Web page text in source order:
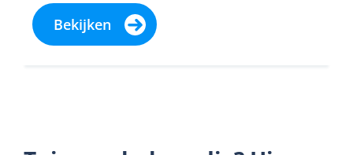
Ethnicraft zit...
Bekijken